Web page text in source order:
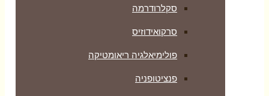
סקלרודרמה
סרקואידוזיס
פולימיאלגיה ריאומטיקה
‏פנציטופניה